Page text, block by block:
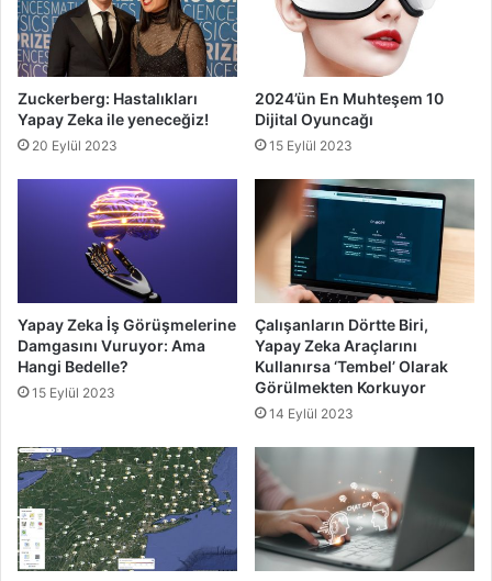
Zuckerberg: Hastalıkları
Yapay Zeka ile yeneceğiz!
20 Eylül 2023
2024’ün En Muhteşem 10
Dijital Oyuncağı
15 Eylül 2023
Yapay Zeka İş Görüşmelerine
Damgasını Vuruyor: Ama
Hangi Bedelle?
15 Eylül 2023
Çalışanların Dörtte Biri,
Yapay Zeka Araçlarını
Kullanırsa ‘Tembel’ Olarak
Görülmekten Korkuyor
14 Eylül 2023